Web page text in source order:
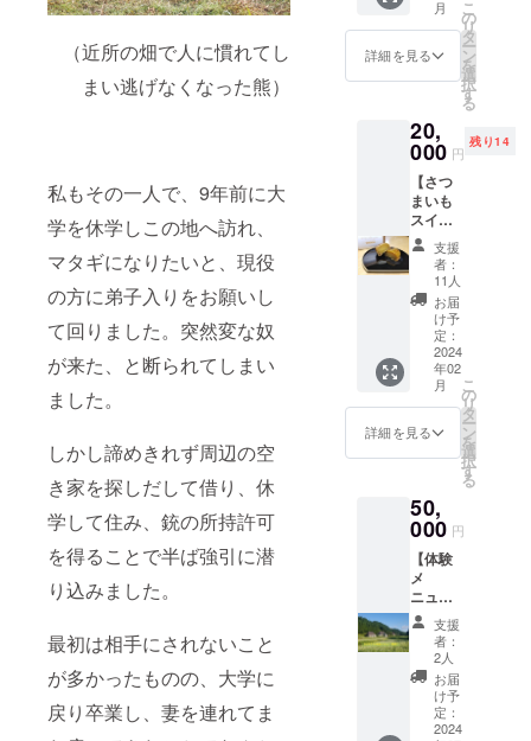
（近所の畑で人に慣れてし
まい逃げなくなった熊）
私もその一人で、9年前に大
学を休学しこの地へ訪れ、
マタギになりたいと、現役
の方に弟子入りをお願いし
て回りました。突然変な奴
が来た、と断られてしまい
ました。
しかし諦めきれず周辺の空
き家を探しだして借り、休
学して住み、銃の所持許可
を得ることで半ば強引に潜
り込みました。
最初は相手にされないこと
が多かったものの、大学に
戻り卒業し、妻を連れてま
田市阿
産）、
牛乳、
コレー
ト（砂
糖、コ
コアバ
ター、
全粉
乳、レ
シチ
ン、香
料）、
全卵
（卵を
む）、
バ
トレハ
ロー
糖、寒
天、洋
酒、食
塩 内容
量 1個
賞味期
限 製
造より3
週間 保
存方
法 -18
℃以下
で保存
2490 冷
発送い
たしま
アク
ティビ
ティを
半額で
ご案内
ケット
です。
農作業
体験、
カヤッ
ク、
SUP、
冒険
コー
ス、鉱
石探
し、野
生動物
の撮
影。 ※
時期に
よって
ます。
また体
験可能
なアク
ティビ
ティが
急遽変
更にな
る可能
性もあ
りま
す。 1
口4名様
月
詳細を見る
こ
の
リ
タ
ー
ン
を
選
択
す
る
20,
000 円
残り14
【さつ
まいも
スイー
ツ欲張
りセッ
ト】 阿
仁人
芋、芋
ンブラ
ン、テ
リーヌ
をまと
めてお
届けい
たしま
す。 阿
サイ
ズ
200×17
0×100
（㎜）
重
量 350
ｇ（包
装込
み） 名
称 ス
イート
ポテト
支援
者：
11人
お届
け予
定：
2024
年02
月
詳細を見る
こ
の
リ
タ
ー
ン
を
選
択
す
る
50,
000 円
【体験
メ
ニュー
提供チ
ケッ
ト】 農
家民宿
にお越
しの
際、お
支援
者：
2人
お届
け予
定：
2024